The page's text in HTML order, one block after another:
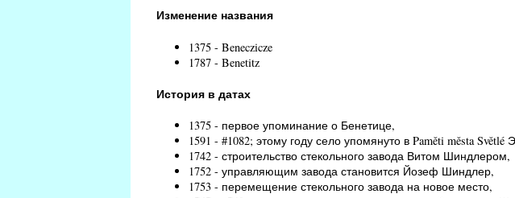
Изменение названия
1375 - Beneczicze
1787 - Benetitz
История в датах
1375 - первое упоминание о Бенетице,
1591 - #1082; этому году село упомянуто в Paměti města
1742 - строительство стекольного завода Витом Шиндлером,
1752 - управляющим завода становится Йозеф Шиндлер,
1753 - перемещение стекольного завода на новое место,